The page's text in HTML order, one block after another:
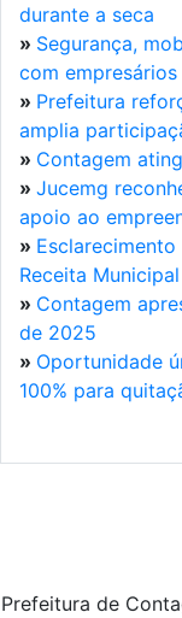
durante a seca
» Segurança,
com empresários
» Prefeitura
amplia
» Contagem
» Jucemg
apoio ao
»
Receita Municipal
» Contagem
de 2025
» Oportunidade
100% para
Prefeitura de